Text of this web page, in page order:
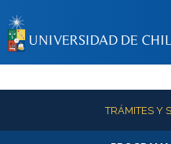
Más informaciónTRÁMITES Y